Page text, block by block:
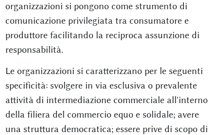
organizzazioni si pongono come strumento di
comunicazione privilegiata tra consumatore e
produttore facilitando la reciproca assunzione di
responsabilità.
Le organizzazioni si caratterizzano per le seguenti
specificità: svolgere in via esclusiva o prevalente
attività di intermediazione commerciale all'interno
della filiera del commercio equo e solidale; avere
una struttura democratica; essere prive di scopo di